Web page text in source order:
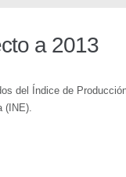
a 2013
del Índice de
(INE).